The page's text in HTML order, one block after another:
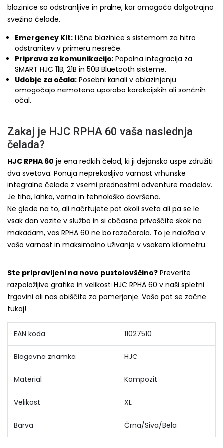
blazinice so odstranljive in pralne, kar omogoča dolgotrajno
svežino čelade.
Emergency Kit: Lične blazinice s sistemom za hitro
odstranitev v primeru nesreče.
Priprava za komunikacijo: Popolna integracija za
SMART HJC 11B, 21B in 50B Bluetooth sisteme.
Udobje za očala: Posebni kanali v oblazinjenju
omogočajo nemoteno uporabo korekcijskih ali sončnih
očal.
Zakaj je HJC RPHA 60 vaša naslednja
čelada?
HJC RPHA 60 je ena redkih čelad, ki ji dejansko uspe združiti
dva svetova. Ponuja neprekosljivo varnost vrhunske
integralne čelade z vsemi prednostmi adventure modelov.
Je tiha, lahka, varna in tehnološko dovršena.
Ne glede na to, ali načrtujete pot okoli sveta ali pa se le
vsak dan vozite v službo in si občasno privoščite skok na
makadam, vas RPHA 60 ne bo razočarala. To je naložba v
vašo varnost in maksimalno uživanje v vsakem kilometru.
Ste pripravljeni na novo pustolovščino? Preverite
razpoložljive grafike in velikosti HJC RPHA 60 v naši spletni
trgovini ali nas obiščite za pomerjanje. Vaša pot se začne
tukaj!
EAN koda 11027510
Blagovna znamka HJC
Material Kompozit
Velikost XL
Barva Črna/Siva/Bela